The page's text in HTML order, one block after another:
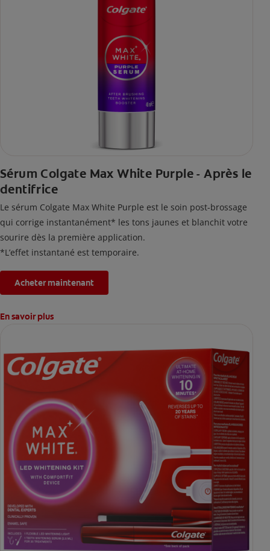
Sérum Colgate Max White Purple - Après le
dentifrice
Le sérum Colgate Max White Purple est le soin post-brossage
qui corrige instantanément* les tons jaunes et blanchit votre
sourire dès la première application.
*L’effet instantané est temporaire.
Acheter maintenant
En savoir plus